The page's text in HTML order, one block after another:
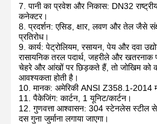
7. पानी का प्रवेश और निकास: DN32
कनेक्टर।
8. प्रदर्शन: एसिड, क्षार, लवण और तेल जैसे
प्रतिरोध।
9. कार्य: पेट्रोलियम, रसायन, पेय और दवा
रासायनिक तरल पदार्थ, जहरीले और खतरनाक
चेहरे और आंखों पर छिड़कते हैं, तो जोखिम को
आवश्यकता होती है।
10. मानक: अमेरिकी ANSI Z358.1-2014
11. पैकेजिंग: कार्टन, 1 यूनिट/कार्टन।
12. गुणवत्ता आश्वासन: 304 स्टेनलेस स्टील से
दस गुना जुर्माना लगाया जाएगा।